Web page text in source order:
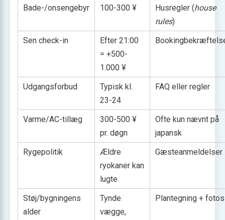
Bade-/onsengebyr
100-300 ¥ Husregler (house
rules)
Sen check-in
Efter 21:00
= +500-
1.000 ¥
Udgangsforbud
Typisk kl.
23-24
FAQ eller regler
Varme/AC-tillæg
300-500 ¥
pr. døgn
Ofte kun nævnt på
japansk
Rygepolitik
Ældre
ryokaner kan
lugte
Gæsteanmeldelser
Støj/bygningens
alder
Tynde
vægge,
Plantegning + fotos